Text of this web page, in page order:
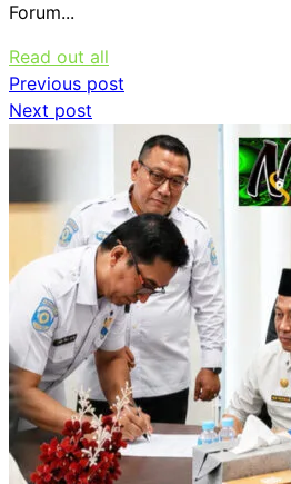
Forum...
Read out all
Navigasi
pos
Previous post
Next post